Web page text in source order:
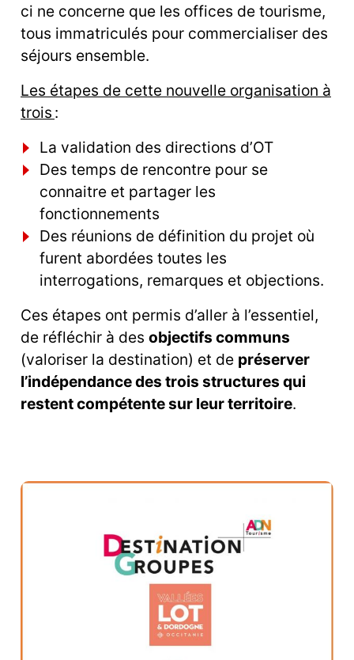
ci ne concerne que les offices de tourisme,
tous immatriculés pour commercialiser des
séjours ensemble.
Les étapes de cette nouvelle organisation à
trois :
La validation des directions d’OT
Des temps de rencontre pour se
connaitre et partager les
fonctionnements
Des réunions de définition du projet où
furent abordées toutes les
interrogations, remarques et objections.
Ces étapes ont permis d’aller à l’essentiel,
de réfléchir à des objectifs communs
(valoriser la destination) et de préserver
l’indépendance des trois structures qui
restent compétente sur leur territoire.